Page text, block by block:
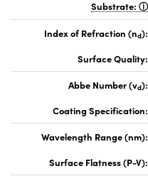
Substrate:
Index of Refraction (nd):
Surface Quality:
Abbe Number (vd):
Coating Specification:
Wavelength Range (nm):
Surface Flatness (P-V):